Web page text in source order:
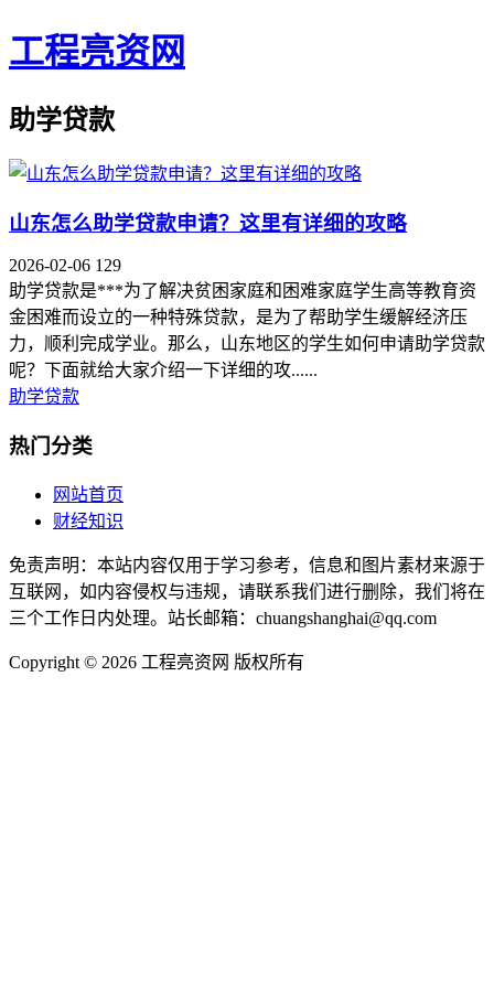
工程亮资网
助学贷款
山东怎么助学贷款申请？这里有详细的攻略
2026-02-06 129
助学贷款是***为了解决贫困家庭和困难家庭学生高等教育资
金困难而设立的一种特殊贷款，是为了帮助学生缓解经济压
力，顺利完成学业。那么，山东地区的学生如何申请助学贷款
呢？下面就给大家介绍一下详细的攻......
助学贷款
热门分类
网站首页
财经知识
免责声明：本站内容仅用于学习参考，信息和图片素材来源于
互联网，如内容侵权与违规，请联系我们进行删除，我们将在
三个工作日内处理。站长邮箱：chuangshanghai@qq.com
Copyright © 2026 工程亮资网 版权所有